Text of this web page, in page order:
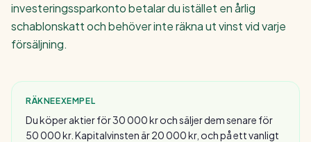
investeringssparkonto betalar du istället en årlig
schablonskatt och behöver inte räkna ut vinst vid varje
försäljning.
RÄKNEEXEMPEL
Du köper aktier för 30 000 kr och säljer dem senare för
50 000 kr. Kapitalvinsten är 20 000 kr, och på ett vanligt